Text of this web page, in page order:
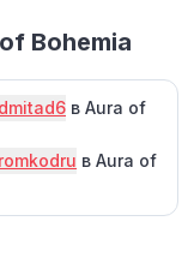
Bohemia
в Aura of
в Aura of